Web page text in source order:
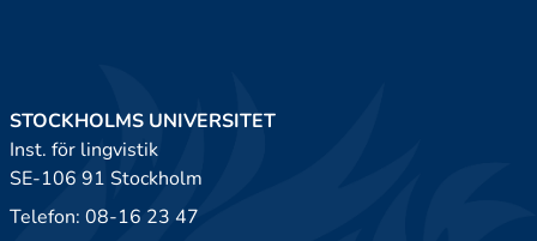
STOCKHOLMS UNIVERSITET
Inst. för lingvistik
SE-106 91 Stockholm
Telefon: 08-16 23 47